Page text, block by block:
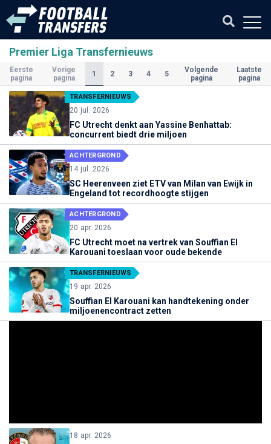
Premier Liga Transfernieuws
Eerste
pagina
Vorige
pagina
1 (Huidige)
2 3 4 5
Volgende
pagina
Laatste
pagina
TRANSFERNIEUWS
20 jul. 2026
FC Utrecht denkt aan Yassine Benhattab:
concurrent biedt drie miljoen
ACHTERGROND
14 jul. 2026
SC Heerenveen ziet ETV van Milan van Ewijk in
Engeland tot recordhoogte stijgen
ACHTERGROND
20 apr. 2026
FC Utrecht moet na vertrek van Souffian El
Karouani toeslaan voor oude bekende
TRANSFERNIEUWS
19 apr. 2026
Souffian El Karouani kan handtekening onder
miljoenencontract zetten
18 apr. 2026